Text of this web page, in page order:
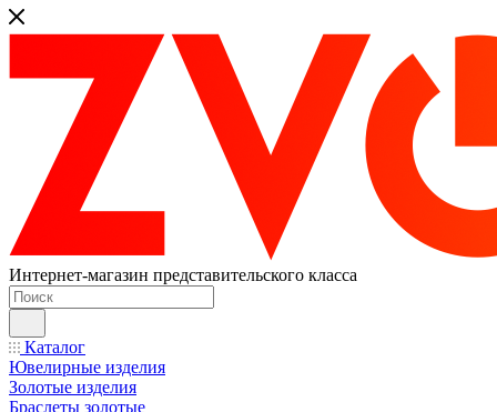
Интернет-магазин представительского класса
Каталог
Ювелирные изделия
Золотые изделия
Браслеты золотые